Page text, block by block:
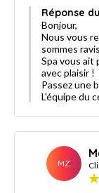
Réponse
Bonjour,
Nous vous
sommes
Spa vous ait
avec plaisir !
Passez une
L'équipe du
MZ